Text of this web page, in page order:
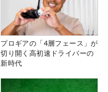
プロギアの「4層フェース」が
切り開く高初速ドライバーの
新時代